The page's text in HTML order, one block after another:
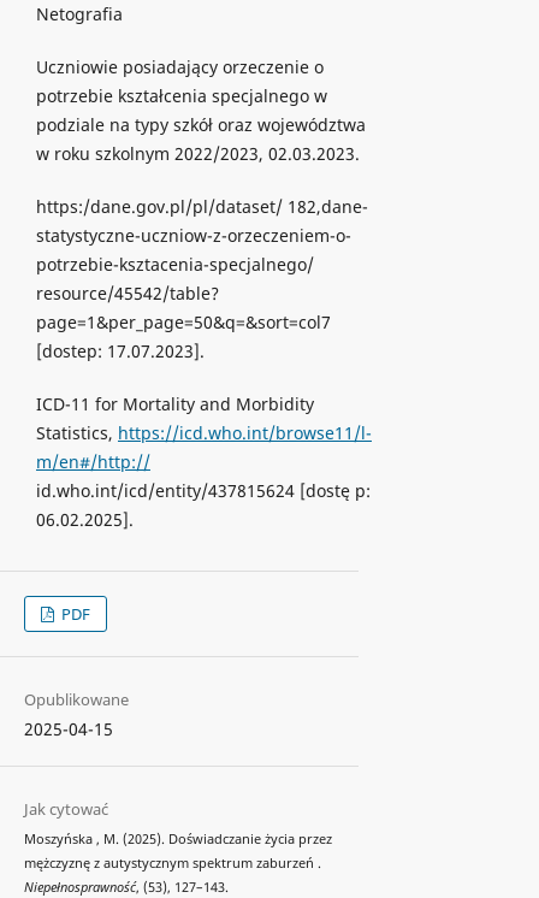
Netografia
Uczniowie posiadający orzeczenie o
potrzebie kształcenia specjalnego w
podziale na typy szkół oraz województwa
w roku szkolnym 2022/2023, 02.03.2023.
https:/dane.gov.pl/pl/dataset/ 182,dane-
statystyczne-uczniow-z-orzeczeniem-o-
potrzebie-ksztacenia-specjalnego/
resource/45542/table?
page=1&per_page=50&q=&sort=col7
[dostep: 17.07.2023].
ICD-11 for Mortality and Morbidity
Statistics, https://icd.who.int/browse11/l-
m/en#/http://
id.who.int/icd/entity/437815624 [dostę p:
06.02.2025].
PDF
Opublikowane
2025-04-15
Jak cytować
Moszyńska , M. (2025). Doświadczanie życia przez
mężczyznę z autystycznym spektrum zaburzeń .
Niepełnosprawność, (53), 127–143.